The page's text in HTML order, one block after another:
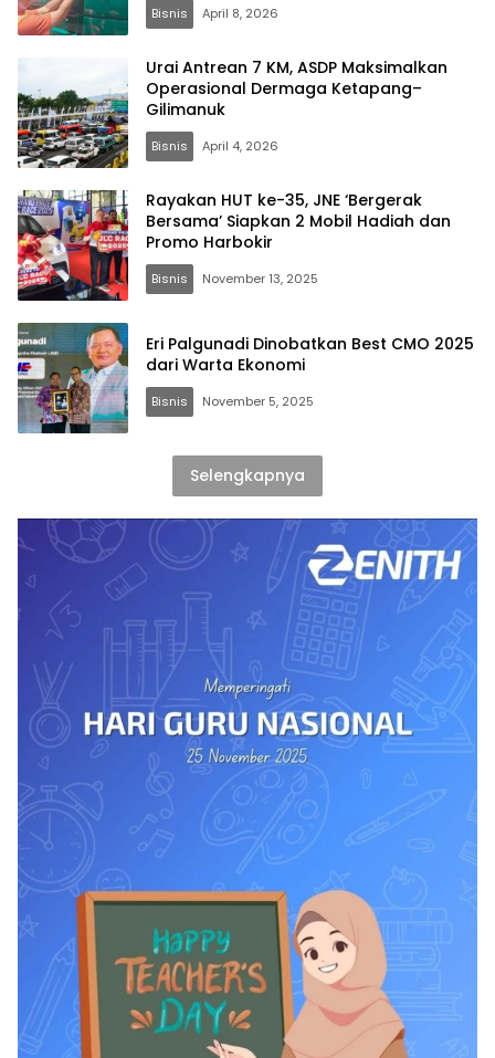
Bisnis April 8, 2026
Urai Antrean 7 KM, ASDP Maksimalkan
Operasional Dermaga Ketapang–
Gilimanuk
Bisnis April 4, 2026
Rayakan HUT ke-35, JNE ‘Bergerak
Bersama’ Siapkan 2 Mobil Hadiah dan
Promo Harbokir
Bisnis November 13, 2025
Eri Palgunadi Dinobatkan Best CMO 2025
dari Warta Ekonomi
Bisnis November 5, 2025
Selengkapnya